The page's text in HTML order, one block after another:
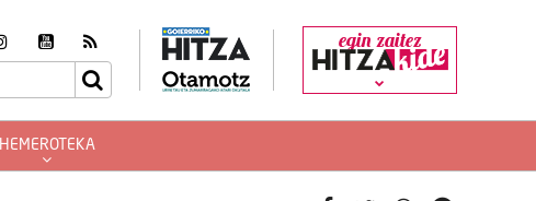
egin zaitez
HEMEROTEKA